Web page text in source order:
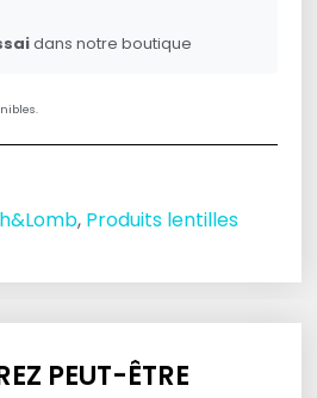
dans notre boutique
, Produits lentilles
PEUT-ÊTRE